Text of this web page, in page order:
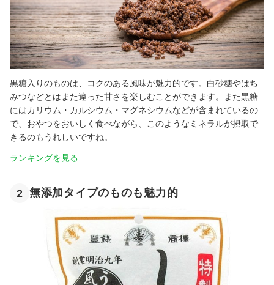
黒糖入りのものは、コクのある風味が魅力的です。白砂糖やはち
みつなどとはまた違った甘さを楽しむことができます。また黒糖
にはカリウム・カルシウム・マグネシウムなどが含まれているの
で、おやつをおいしく食べながら、このようなミネラルが摂取で
きるのもうれしいですね。
ランキングを見る
2 無添加タイプのものも魅力的